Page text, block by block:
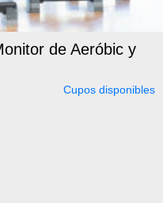
de Aeróbic y
Cupos disponibles